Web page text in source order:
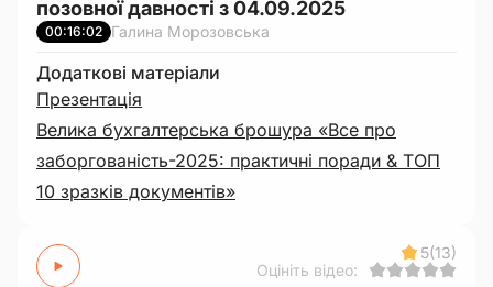
позовної давності з 04.09.2025
00:16:02 Галина Морозовська
Додаткові матеріали
Презентація
Велика бухгалтерська брошура «Все про
заборгованість-2025: практичні поради & ТОП
10 зразків документів»
5(13)
Оцініть відео: